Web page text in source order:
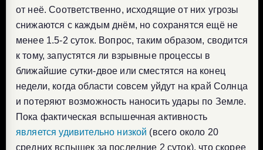
от неё. Соответственно, исходящие от них угрозы
снижаются с каждым днём, но сохранятся ещё не
менее 1.5-2 суток. Вопрос, таким образом, сводится
к тому, запустятся ли взрывные процессы в
ближайшие сутки-двое или сместятся на конец
недели, когда области совсем уйдут на край Солнца
и потеряют возможность наносить удары по Земле.
Пока фактическая вспышечная активность
является удивительно низкой (всего около 20
средних вспышек за последние 2 суток), что скорее